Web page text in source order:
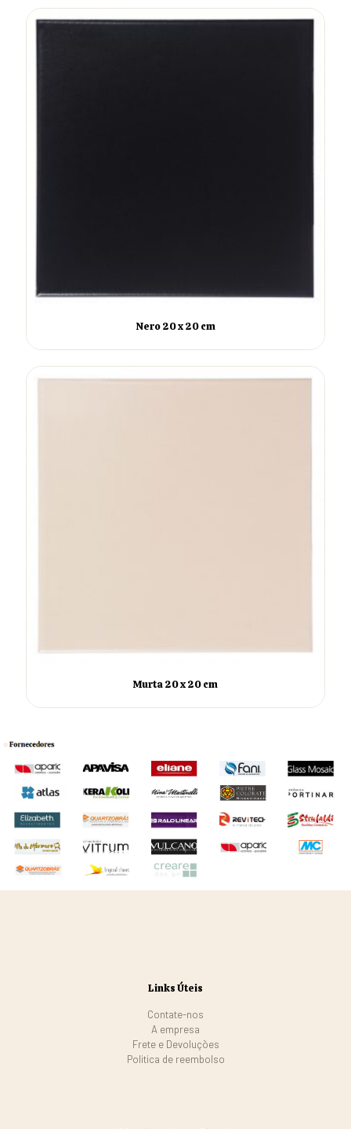
Nero 20 x 20 cm
Murta 20 x 20 cm
Links Úteis
Contate-nos
A empresa
Frete e Devoluções
Politica de reembolso